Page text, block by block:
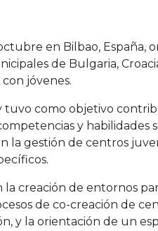
en Bilbao, España,
de Bulgaria,
jóvenes.
como objetivo
y habilidades
la gestión de centros
creación de entornos
de co-creación de
y la orientación de un